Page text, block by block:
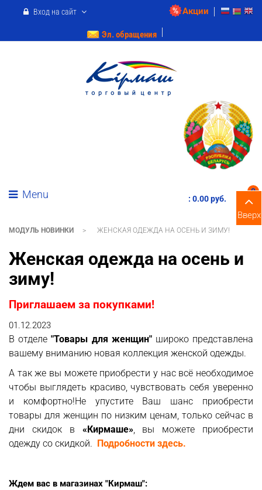
Акции
Вход на сайт
Эл. обращения
Menu
0
: 0.00 pуб.
МОДУЛЬ НОВИНКИ > ЖЕНСКАЯ ОДЕЖДА НА ОСЕНЬ И ЗИМУ!
Женская одежда на осень и
зиму!
Приглашаем за покупками!
01.12.2023
В отделе"Товары для женщин"широко представлена
вашему вниманию новая коллекция женской одежды.
А так же вы можете приобрести у нас всё необходимое
чтобы выглядеть красиво, чувствовать себя уверенно
и комфортно!Не упустите Ваш шанс приобрести
товары для женщин по низким ценам, только сейчас в
дни скидок в «Кирмаше», вы можете приобрести
одежду со скидкой.
Подробности здесь.
Ждем вас в магазинах "Кирмаш":
Вверх